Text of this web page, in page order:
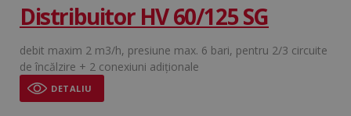
Distribuitor HV 60/125 SG
debit maxim 2 m3/h, presiune max. 6 bari, pentru 2/3 circuite
de încălzire + 2 conexiuni adiționale
DETALIU